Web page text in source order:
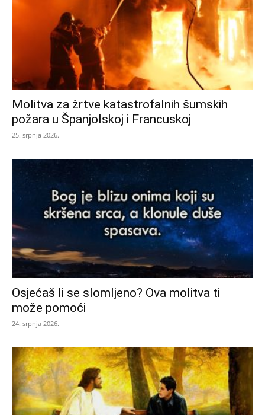
Molitva za žrtve katastrofalnih šumskih
požara u Španjolskoj i Francuskoj
25. srpnja 2026.
Osjećaš li se slomljeno? Ova molitva ti
može pomoći
24. srpnja 2026.